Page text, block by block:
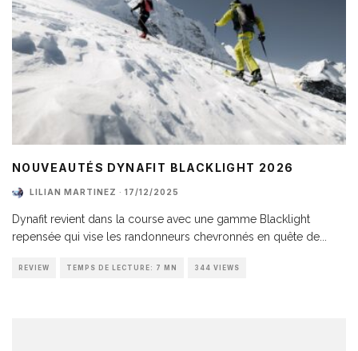
NOUVEAUTÉS DYNAFIT BLACKLIGHT 2026
LILIAN MARTINEZ · 17/12/2025
Dynafit revient dans la course avec une gamme Blacklight
repensée qui vise les randonneurs chevronnés en quête de
REVIEW TEMPS DE LECTURE: 7 MN 344 VIEWS